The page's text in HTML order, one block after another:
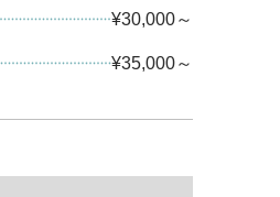
¥30,000～
¥35,000～